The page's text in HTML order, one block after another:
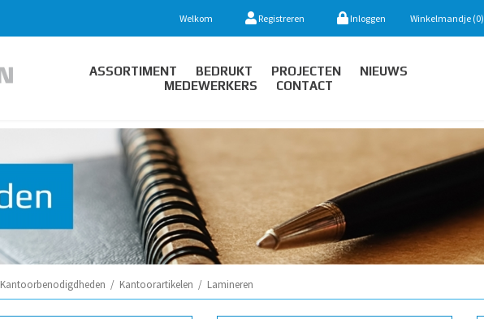
Welkom Registreren Inloggen Winkelmandje (0)
ASSORTIMENT BEDRUKT PROJECTEN
NIEUWS
MEDEWERKERS
CONTACT
Kantoorbenodigdheden / Kantoorartikelen / Lamineren